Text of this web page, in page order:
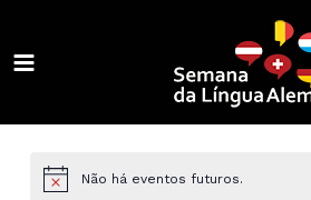
MENU
Não há eventos futuros.